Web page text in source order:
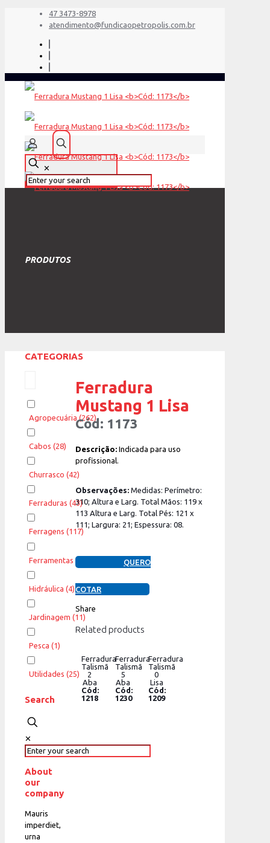
47 3473-8978
atendimento@fundicaopetropolis.com.br
✕
PRODUTOS
Ferradura
Mustang 1 Lisa
Cód: 1173
Descrição:Indicada para uso
profissional.
Observações:Medidas: Perímetro:
310; Altura e Larg. Total Mãos: 119 x
113 Altura e Larg. Total Pés: 121 x
111; Largura: 21; Espessura: 08.
QUERO
COTAR
Share
Related products
Ferradura
Talismã
2
Aba
Cód:
1218
Ferradura
Talismã
5
Aba
Cód:
1230
Ferradura
Talismã
0
Lisa
Cód:
1209
CATEGORIAS
Agropecuária (262)
Cabos (28)
Churrasco (42)
Ferraduras (43)
Ferragens (117)
Ferramentas (308)
Hidráulica (4)
Jardinagem (11)
Pesca (1)
Utilidades (25)
Search
✕
About
our
company
Mauris
imperdiet,
urna